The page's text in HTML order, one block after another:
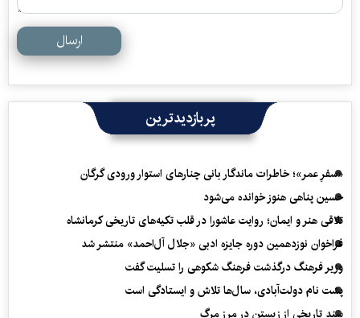
ارسال
پربازدیدترین
«سفرِ عمر»؛ خاطرات ماندگار بانی چنارهای استوار ورودی گرگان
حسین پناهی هنوز خوانده می‌شود
تلاقی هنر و ایمان؛ روایت عاشورا در قلب تکیه‌های تاریخی کرمانشاه
فراخوان نوزدهمین دوره جایزه ادبی «جلال آل‌احمد» منتشر شد
وزیر فرهنگ درگذشت فرهنگ شکوهی را تسلیت گفت
پشت نام دولت‌آبادی، سال‌ها تلاش و ایستادگی است
سند تاریخی از زیستن در مرز مرگ